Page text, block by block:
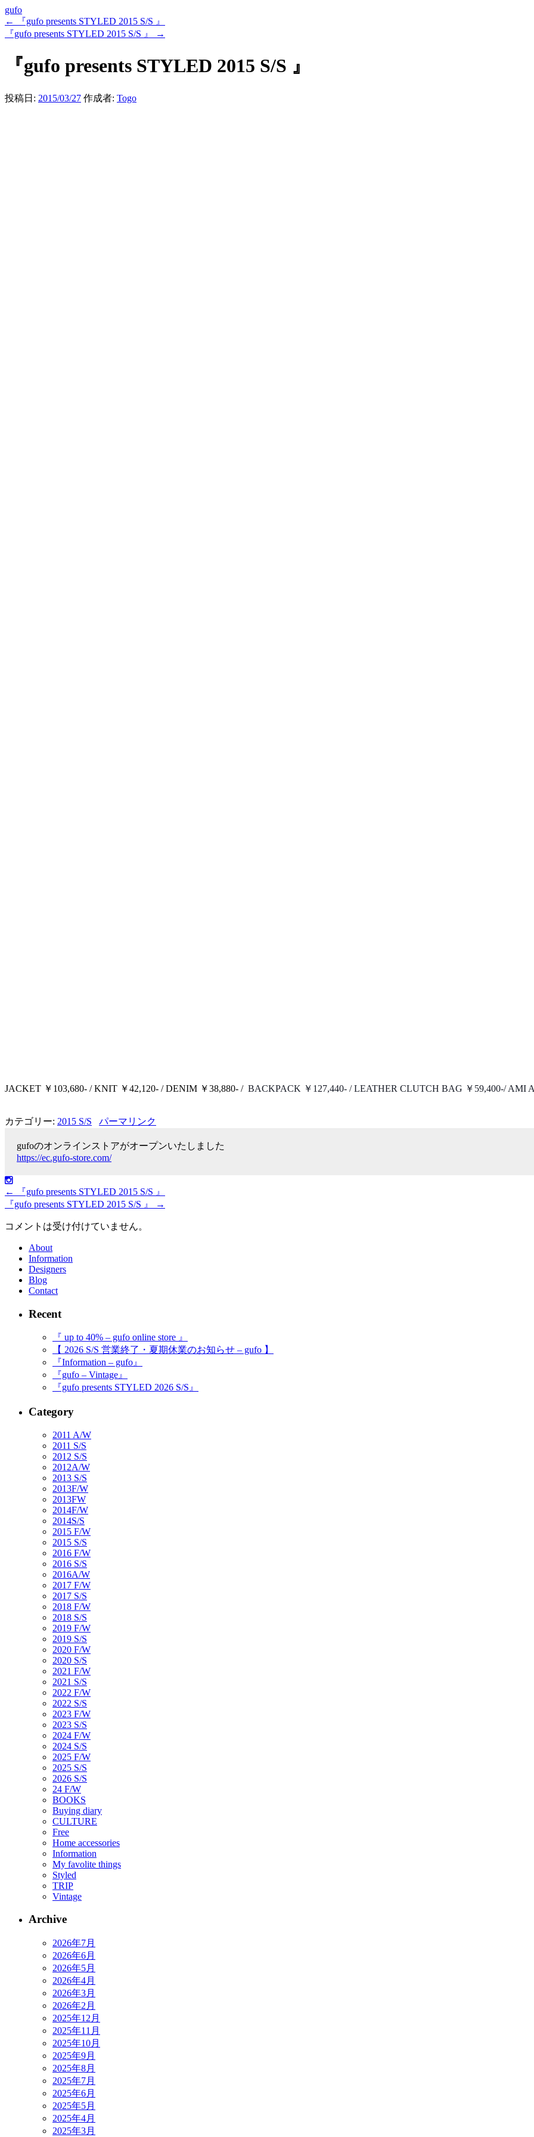
gufo
←
『gufo presents STYLED 2015 S/S 』
『gufo presents STYLED 2015 S/S 』
→
『gufo presents STYLED 2015 S/S 』
投稿日: 2015/03/27 作成者: Togo
JACKET ￥103,680- / KNIT ￥42,120- / DENIM ￥38,880- / BACKPACK ￥127,440- / LEATHER
カテゴリー: 2015 S/S パーマリンク
gufoのオンラインストアがオープンいたしました
https://ec.gufo-store.com/
←
『gufo presents STYLED 2015 S/S 』
『gufo presents STYLED 2015 S/S 』
→
コメントは受け付けていません。
About
Information
Designers
Blog
Contact
Recent
『 up to 40% – gufo online store 』
【 2026 S/S 営業終了・夏期休業のお知らせ – gufo 】
『Information – gufo』
『gufo – Vintage』
『gufo presents STYLED 2026 S/S』
Category
2011 A/W
2011 S/S
2012 S/S
2012A/W
2013 S/S
2013F/W
2013FW
2014F/W
2014S/S
2015 F/W
2015 S/S
2016 F/W
2016 S/S
2016A/W
2017 F/W
2017 S/S
2018 F/W
2018 S/S
2019 F/W
2019 S/S
2020 F/W
2020 S/S
2021 F/W
2021 S/S
2022 F/W
2022 S/S
2023 F/W
2023 S/S
2024 F/W
2024 S/S
2025 F/W
2025 S/S
2026 S/S
24 F/W
BOOKS
Buying diary
CULTURE
Free
Home accessories
Information
My favolite things
Styled
TRIP
Vintage
Archive
2026年7月
2026年6月
2026年5月
2026年4月
2026年3月
2026年2月
2025年12月
2025年11月
2025年10月
2025年9月
2025年8月
2025年7月
2025年6月
2025年5月
2025年4月
2025年3月